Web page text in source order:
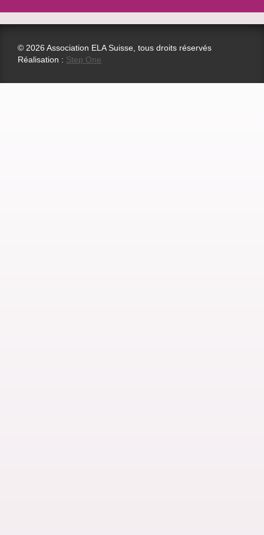
© 2026 Association ELA Suisse, tous droits réservés
Réalisation : Step One